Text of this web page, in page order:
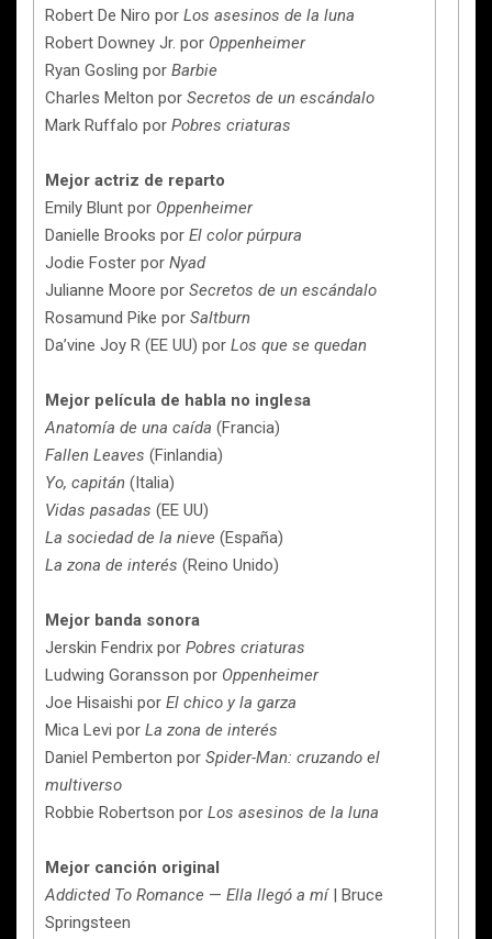
Robert De Niro por Los asesinos de la luna
Robert Downey Jr. por Oppenheimer
Ryan Gosling por Barbie
Charles Melton por Secretos de un escándalo
Mark Ruffalo por Pobres criaturas
Mejor actriz de reparto
Emily Blunt por Oppenheimer
Danielle Brooks por El color púrpura
Jodie Foster por Nyad
Julianne Moore por Secretos de un escándalo
Rosamund Pike por Saltburn
Da’vine Joy R (EE UU) por Los que se quedan
Mejor película de habla no inglesa
Anatomía de una caída (Francia)
Fallen Leaves (Finlandia)
Yo, capitán (Italia)
Vidas pasadas (EE UU)
La sociedad de la nieve (España)
La zona de interés (Reino Unido)
Mejor banda sonora
Jerskin Fendrix por Pobres criaturas
Ludwing Goransson por Oppenheimer
Joe Hisaishi por El chico y la garza
Mica Levi por La zona de interés
Daniel Pemberton por Spider-Man: cruzando el
multiverso
Robbie Robertson por Los asesinos de la luna
Mejor canción original
Addicted To Romance — Ella llegó a mí | Bruce
Springsteen